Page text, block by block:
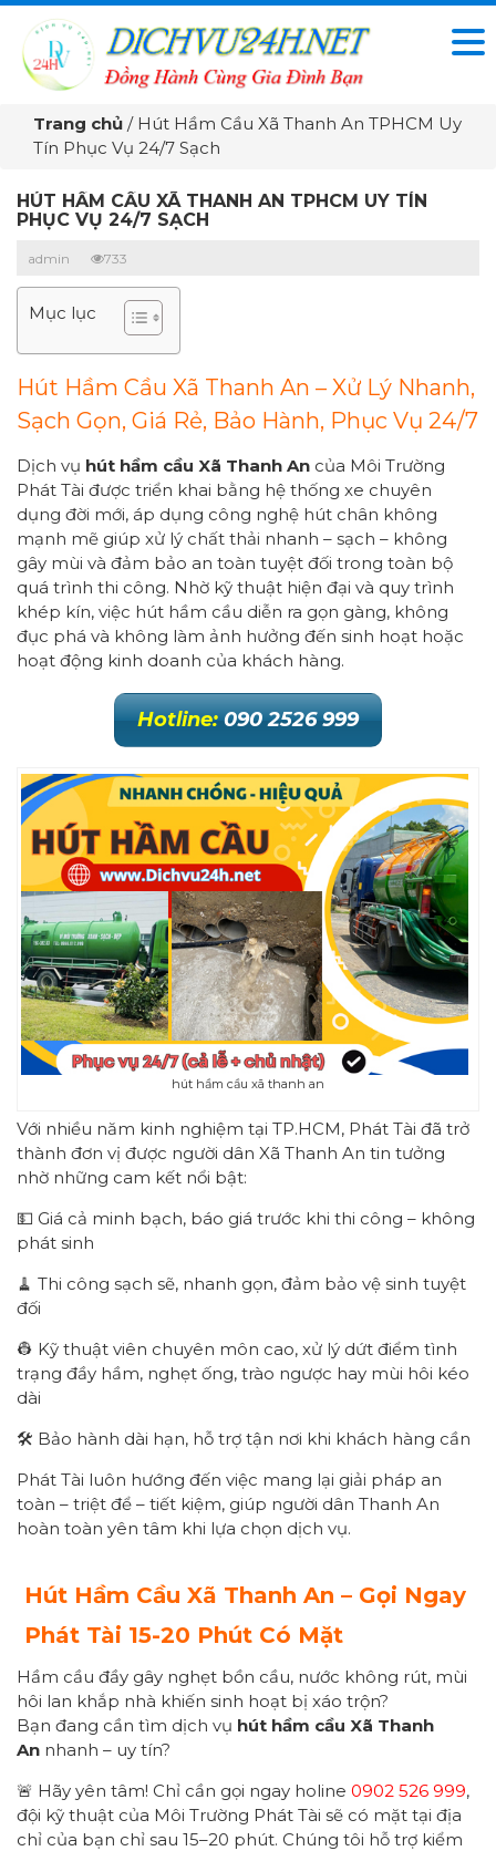
Trang chủ / Hút Hầm Cầu Xã Thanh An TPHCM Uy
Tín Phục Vụ 24/7 Sạch
HÚT HẦM CẦU XÃ THANH AN TPHCM UY TÍN
PHỤC VỤ 24/7 SẠCH
admin 733
Mục lục
Hút Hầm Cầu Xã Thanh An – Xử Lý Nhanh,
Sạch Gọn, Giá Rẻ, Bảo Hành, Phục Vụ 24/7
Dịch vụ hút hầm cầu Xã Thanh An của Môi Trường
Phát Tài được triển khai bằng hệ thống xe chuyên
dụng đời mới, áp dụng công nghệ hút chân không
mạnh mẽ giúp xử lý chất thải nhanh – sạch – không
gây mùi và đảm bảo an toàn tuyệt đối trong toàn bộ
quá trình thi công. Nhờ kỹ thuật hiện đại và quy trình
khép kín, việc hút hầm cầu diễn ra gọn gàng, không
đục phá và không làm ảnh hưởng đến sinh hoạt hoặc
hoạt động kinh doanh của khách hàng.
Hotline: 090 2526 999
hút hầm cầu xã thanh an
Với nhiều năm kinh nghiệm tại TP.HCM, Phát Tài đã trở
thành đơn vị được người dân Xã Thanh An tin tưởng
nhờ những cam kết nổi bật:
💵 Giá cả minh bạch, báo giá trước khi thi công – không
phát sinh
🧹 Thi công sạch sẽ, nhanh gọn, đảm bảo vệ sinh tuyệt
đối
👷 Kỹ thuật viên chuyên môn cao, xử lý dứt điểm tình
trạng đầy hầm, nghẹt ống, trào ngược hay mùi hôi kéo
dài
🛠️ Bảo hành dài hạn, hỗ trợ tận nơi khi khách hàng cần
Phát Tài luôn hướng đến việc mang lại giải pháp an
toàn – triệt để – tiết kiệm, giúp người dân Thanh An
hoàn toàn yên tâm khi lựa chọn dịch vụ.
Hút Hầm Cầu Xã Thanh An – Gọi Ngay
Phát Tài 15-20 Phút Có Mặt
Hầm cầu đầy gây nghẹt bồn cầu, nước không rút, mùi
hôi lan khắp nhà khiến sinh hoạt bị xáo trộn?
Bạn đang cần tìm dịch vụ hút hầm cầu Xã Thanh
An nhanh – uy tín?
🚨 Hãy yên tâm! Chỉ cần gọi ngay holine 0902 526 999,
đội kỹ thuật của Môi Trường Phát Tài sẽ có mặt tại địa
chỉ của bạn chỉ sau 15–20 phút. Chúng tôi hỗ trợ kiểm